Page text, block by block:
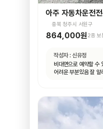
아주 자동차운전
충북 청주시 서원구
864,000원 2종 보
작성자 : 신유정
비대면으로 예약할 수
어려운 부분있음 잘